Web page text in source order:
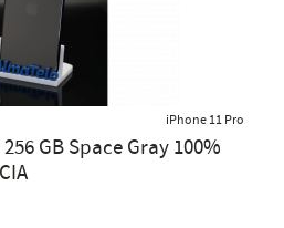
iPhone 11 Pro
GB Space Gray 100%